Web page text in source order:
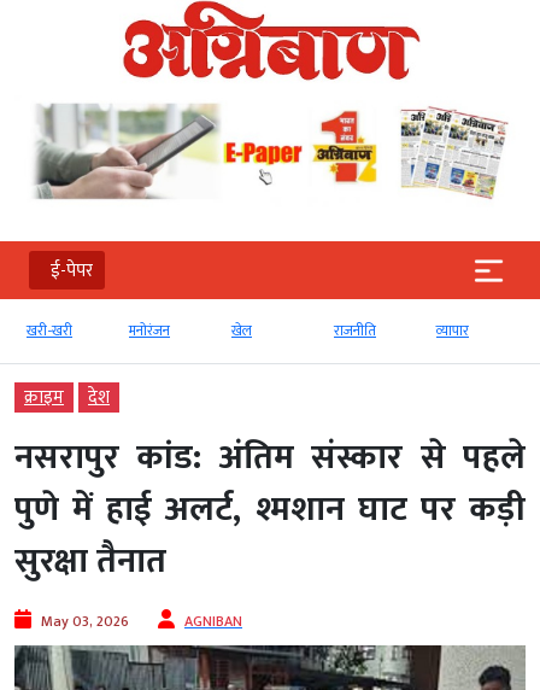
ई-पेपर
खरी-खरी मनोरंजन खेल राजनीति व्‍यापार
क्राइम देश
नसरापुर कांड: अंतिम संस्कार से पहले
पुणे में हाई अलर्ट, श्मशान घाट पर कड़ी
सुरक्षा तैनात
May 03, 2026 AGNIBAN